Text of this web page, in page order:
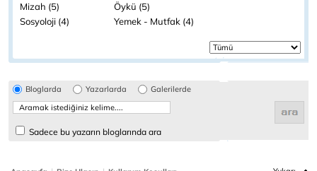
Mizah (5)
Öykü (5)
Sosyoloji (4)
Yemek - Mutfak (4)
Bloglarda Yazarlarda Galerilerde
Sadece bu yazarın bloglarında ara